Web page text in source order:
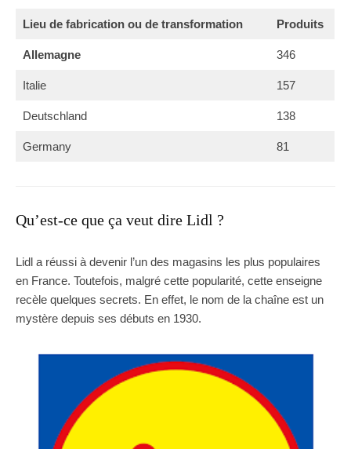
Lieu de fabrication ou de transformation Produits
Allemagne 346
Italie 157
Deutschland 138
Germany 81
Qu’est-ce que ça veut dire Lidl ?
Lidl a réussi à devenir l’un des magasins les plus populaires
en France. Toutefois, malgré cette popularité, cette enseigne
recèle quelques secrets. En effet, le nom de la chaîne est un
mystère depuis ses débuts en 1930.